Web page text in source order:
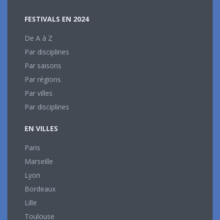
FESTIVALS EN 2024
De A à Z
Par disciplines
Par saisons
Par régions
Par villes
Par disciplines
EN VILLES
Paris
Marseille
Lyon
Bordeaux
Lille
Toulouse